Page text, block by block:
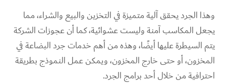
وهذا الجرد يحقق آلية متميزة في التخزين والبيع والشراء، مما
يجعل المكاسب آمنة وليست عشوائية، كما أن عجوزات الشركة
يتم السيطرة عليها أيضًا، وهذه من أهم خدمات جرد البضاعة في
المخزون، أو حتى خارج المخزون، ويمكن عمل النموذج بطريقة
احترافية من خلال أحد برامج الجرد.